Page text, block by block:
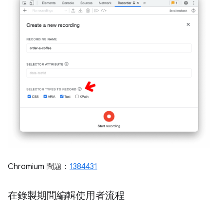
Chromium 問題： 1384431
在錄製期間編輯使用者流程